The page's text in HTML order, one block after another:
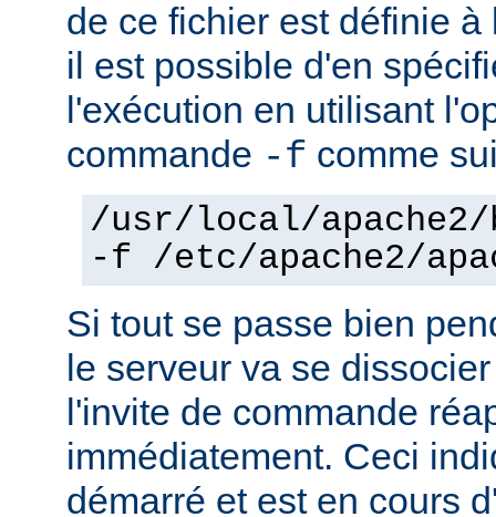
de ce fichier est définie
il est possible d'en
l'exécution en utilisant
commande -f comme
/usr/local/
-f /etc/apache2/
Si tout se passe bien
le serveur va se
l'invite de commande
immédiatement. Ceci
démarré et est en cours